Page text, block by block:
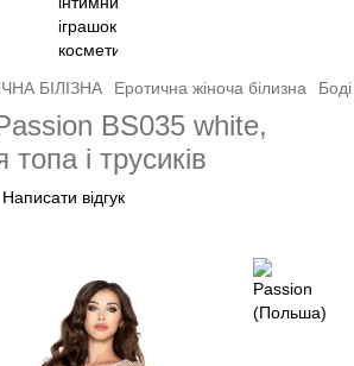
БІЛІЗНА Еротична жіноча білизна Боді
Passion BS035 white,
топа і трусиків
Написати відгук